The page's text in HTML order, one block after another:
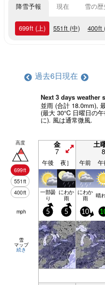
降雪予報 現在 雪の歴
699ft (上) 551ft (中) 400ft
過去6日現在
Next 3 days weather
並雨 (合計 18.0mm),
(最大 30°C 日曜日の
に). 風は通常微風.
高度
699ft
551ft
400ft
金
7
土
8
午後 夜］ 午前 午
一部曇
り
にわか
雨
にわか
雨 晴
mph 5 5 10
雪
マップ
続き